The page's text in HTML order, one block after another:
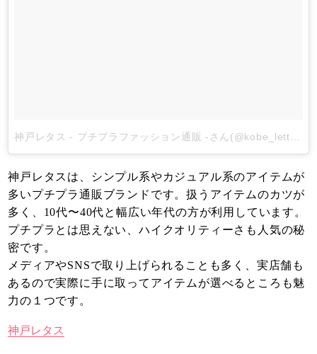
神戸レタスは、シンプル系やカジュアル系のアイテムが
多いプチプラ通販ブランドです。扱うアイテムのカツが
多く、10代〜40代と幅広い年代の方が利用しています。
プチプラとは思えない、ハイクオリティーさも人気の秘
密です。
メディアやSNSで取り上げられることも多く、実店舗も
あるので実際に手に取ってアイテムが選べるところも魅
力の１つです。
神戸レタス